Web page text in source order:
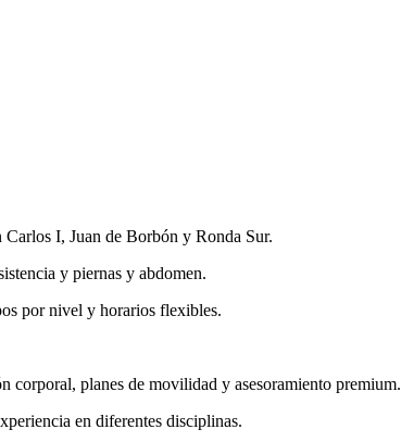
I, Juan de Borbón y Ronda Sur.
y piernas y abdomen.
por nivel y horarios flexibles.
corporal, planes de movilidad y asesoramiento premium.
en diferentes disciplinas.